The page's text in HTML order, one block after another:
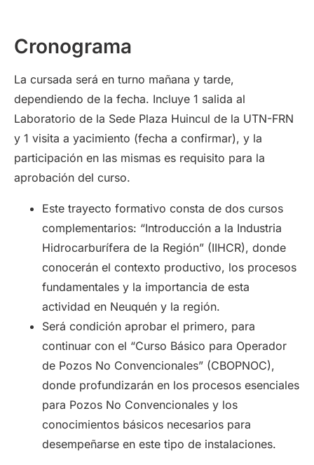
Cronograma
La cursada será en turno mañana y tarde,
dependiendo de la fecha. Incluye 1 salida al
Laboratorio de la Sede Plaza Huincul de la UTN-FRN
y 1 visita a yacimiento (fecha a confirmar), y la
participación en las mismas es requisito para la
aprobación del curso.
Este trayecto formativo consta de dos cursos
complementarios: “Introducción a la Industria
Hidrocarburífera de la Región” (IIHCR), donde
conocerán el contexto productivo, los procesos
fundamentales y la importancia de esta
actividad en Neuquén y la región.
Será condición aprobar el primero, para
continuar con el “Curso Básico para Operador
de Pozos No Convencionales” (CBOPNOC),
donde profundizarán en los procesos esenciales
para Pozos No Convencionales y los
conocimientos básicos necesarios para
desempeñarse en este tipo de instalaciones.